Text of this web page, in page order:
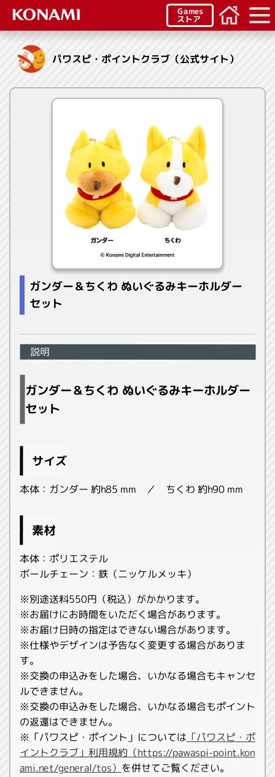
Games
ストア
パワスピ・ポイントクラブ（公式サイト）
ガンダー＆ちくわ ぬいぐるみキーホルダー
セット
説明
ガンダー＆ちくわ ぬいぐるみキーホルダー
セット
サイズ
本体：ガンダー 約h85 mm ／ ちくわ 約h90 mm
素材
本体：ポリエステル
ボールチェーン：鉄（ニッケルメッキ）
※別途送料550円（税込）がかかります。
※お届けにお時間をいただく場合があります。
※お届け日時の指定はできない場合があります。
※仕様やデザインは予告なく変更する場合がありま
す。
※交換の申込みをした場合、いかなる場合もキャンセ
ルできません。
※交換の申込みをした場合、いかなる場合もポイント
の返還はできません。
※「パワスピ・ポイント」については 「パワスピ・ポ
イントクラブ」利用規約（https://pawaspi-point.kon
ami.net/general/tos） を併せてご覧ください。